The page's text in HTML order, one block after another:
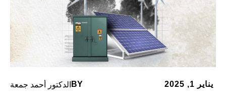
يناير 1, 2025 BY الدكتور أحمد جمعة